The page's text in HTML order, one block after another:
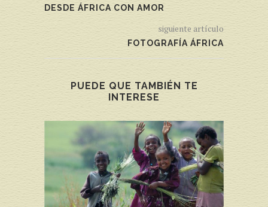
DESDE ÁFRICA CON AMOR
siguiente artículo
FOTOGRAFÍA ÁFRICA
PUEDE QUE TAMBIÉN TE
INTERESE